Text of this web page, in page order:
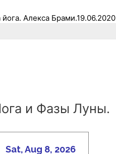
йога. Алекса Брами.19.06.2020
и Фазы Луны.